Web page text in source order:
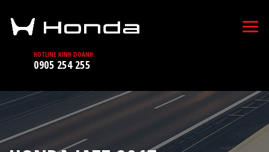
HOTLINE KINH DOANH:
0905 254 255